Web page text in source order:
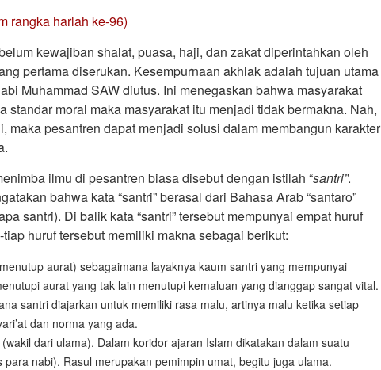
rangka harlah ke-96)
kewajiban shalat, puasa, haji, dan zakat diperintahkan oleh
pertama diserukan. Kesempurnaan akhlak adalah tujuan utama
Muhammad SAW diutus. Ini menegaskan bahwa masyarakat
standar moral maka masyarakat itu menjadi tidak bermakna. Nah,
maka pesantren dapat menjadi solusi dalam membangun karakter
ilmu di pesantren biasa disebut dengan istilah “santri”.
bahwa kata “santri” berasal dari Bahasa Arab “santaro”
santri). Di balik kata “santri” tersebut mempunyai empat huruf
tiap huruf tersebut memiliki makna sebagai berikut:
aurat) sebagaimana layaknya kaum santri yang mempunyai
aurat yang tak lain menutupi kemaluan yang dianggap sangat vital.
santri diajarkan untuk memiliki rasa malu, artinya malu ketika setiap
dan norma yang ada.
dari ulama). Dalam koridor ajaran Islam dikatakan dalam suatu
para nabi). Rasul merupakan pemimpin umat, begitu juga ulama.